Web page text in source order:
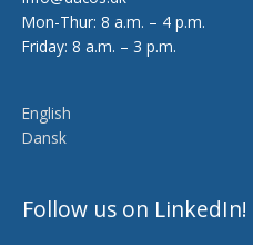
Mon-Thur: 8 a.m. – 4 p.m.
Friday: 8 a.m. – 3 p.m.
English
Dansk
Follow us on LinkedIn!